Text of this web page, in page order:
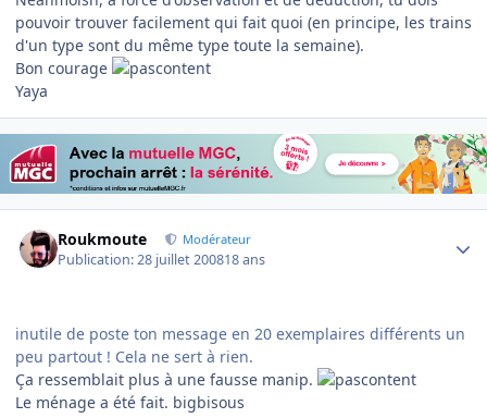
pouvoir trouver facilement qui fait quoi (en principe, les trains
d'un type sont du même type toute la semaine).
Bon courage
Yaya
Roukmoute Modérateur
Publication:28 juillet 200818 ans
inutile de poste ton message en 20 exemplaires différents un
peu partout ! Cela ne sert à rien.
Ça ressemblait plus à une fausse manip.
Le ménage a été fait. bigbisous